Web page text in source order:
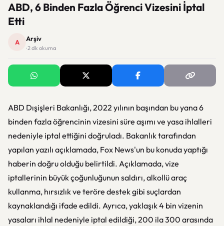
ABD, 6 Binden Fazla Öğrenci Vizesini İptal
Etti
A Arşiv
· 2 dk okuma
ABD Dışişleri Bakanlığı, 2022 yılının başından bu yana 6
binden fazla öğrencinin vizesini süre aşımı ve yasa ihlalleri
nedeniyle iptal ettiğini doğruladı. Bakanlık tarafından
yapılan yazılı açıklamada, Fox News'un bu konuda yaptığı
haberin doğru olduğu belirtildi. Açıklamada, vize
iptallerinin büyük çoğunluğunun saldırı, alkollü araç
kullanma, hırsızlık ve teröre destek gibi suçlardan
kaynaklandığı ifade edildi. Ayrıca, yaklaşık 4 bin vizenin
yasaları ihlal nedeniyle iptal edildiği, 200 ila 300 arasında